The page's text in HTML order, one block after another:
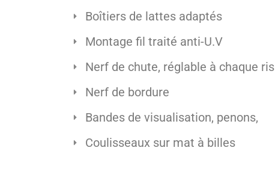
Boîtiers de lattes adaptés
Montage fil traité anti-U.V
Nerf de chute, réglable à chaque ris
Nerf de bordure
Bandes de visualisation, penons,
Coulisseaux sur mat à billes